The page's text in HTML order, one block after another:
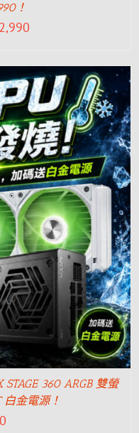
！
2,990
360 ARGB 雙螢
金電源！